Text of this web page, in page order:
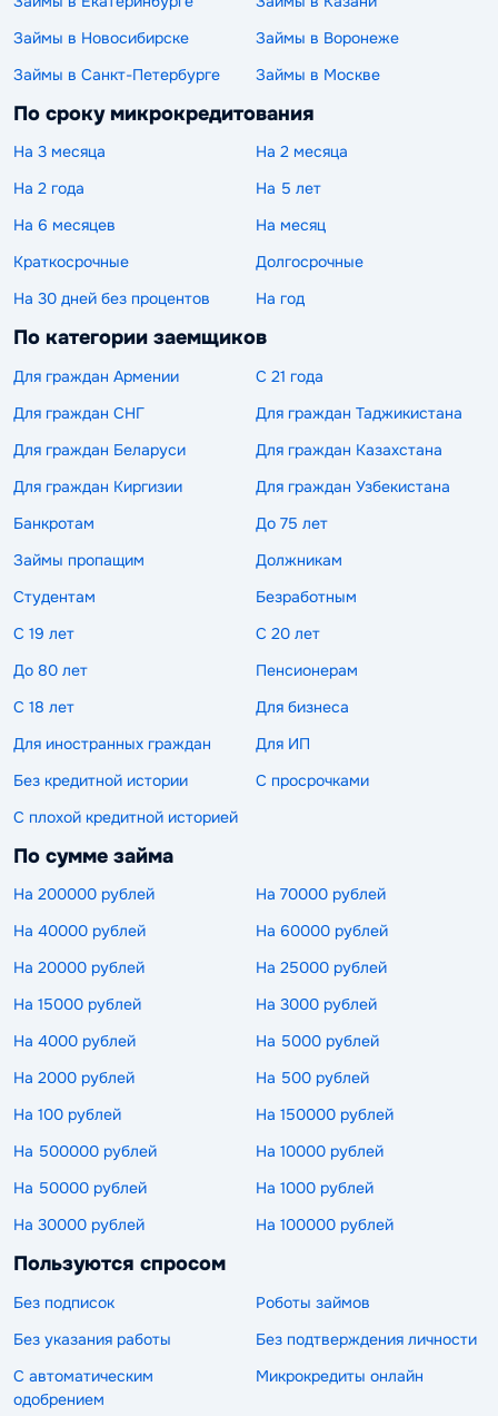
Займы в Новосибирске
Займы в Воронеже
Займы в Санкт-Петербурге
Займы в Москве
По сроку микрокредитования
На 3 месяца
На 2 месяца
На 2 года
На 5 лет
На 6 месяцев
На месяц
Краткосрочные
Долгосрочные
На 30 дней без процентов
На год
По категории заемщиков
Для граждан Армении
С 21 года
Для граждан СНГ
Для граждан Таджикистана
Для граждан Беларуси
Для граждан Казахстана
Для граждан Киргизии
Для граждан Узбекистана
Банкротам
До 75 лет
Займы пропащим
Должникам
Студентам
Безработным
С 19 лет
С 20 лет
До 80 лет
Пенсионерам
С 18 лет
Для бизнеса
Для иностранных граждан
Для ИП
Без кредитной истории
С просрочками
С плохой кредитной историей
По сумме займа
На 200000 рублей
На 70000 рублей
На 40000 рублей
На 60000 рублей
На 20000 рублей
На 25000 рублей
На 15000 рублей
На 3000 рублей
На 4000 рублей
На 5000 рублей
На 2000 рублей
На 500 рублей
На 100 рублей
На 150000 рублей
На 500000 рублей
На 10000 рублей
На 50000 рублей
На 1000 рублей
На 30000 рублей
На 100000 рублей
Пользуются спросом
Без подписок
Роботы займов
Без указания работы
Без подтверждения личности
С автоматическим
одобрением
Микрокредиты онлайн